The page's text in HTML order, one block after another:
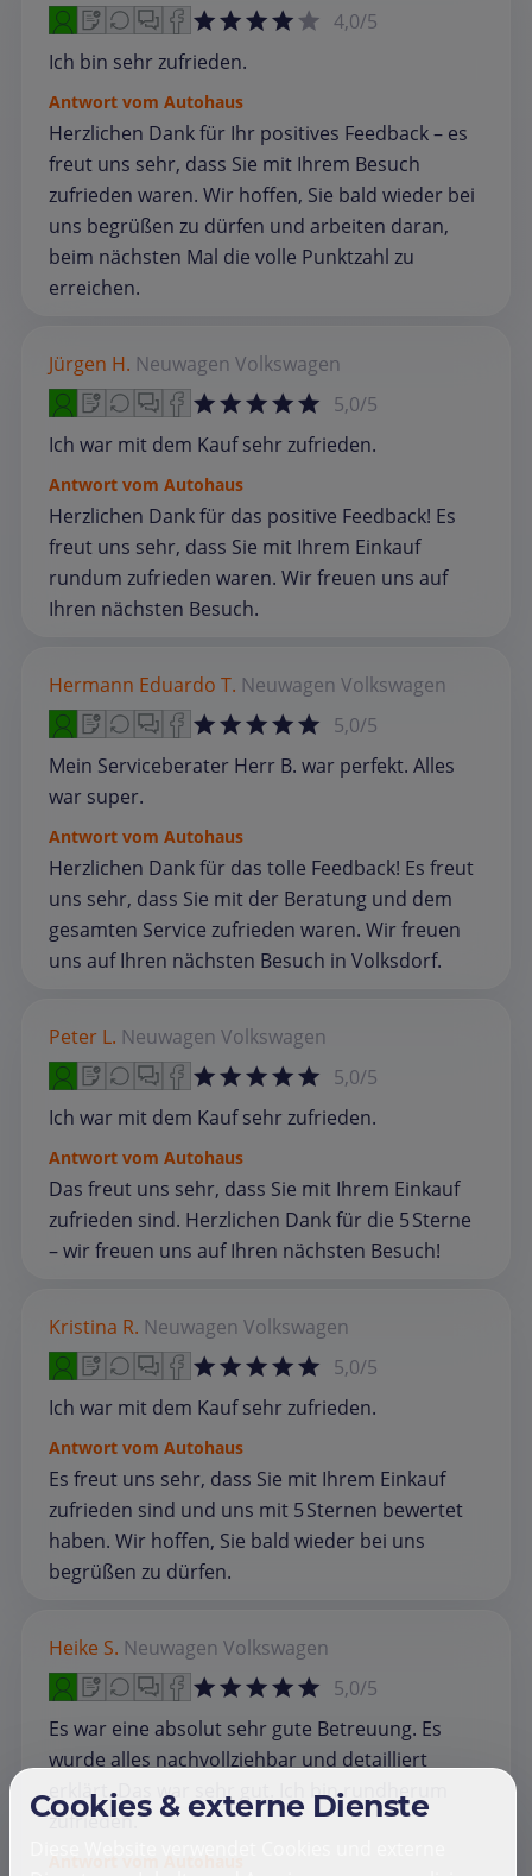
4,0/5
Ich bin sehr zufrieden.
Antwort vom Autohaus
Herzlichen Dank für Ihr positives Feedback – es
freut uns sehr, dass Sie mit Ihrem Besuch
zufrieden waren. Wir hoffen, Sie bald wieder bei
uns begrüßen zu dürfen und arbeiten daran,
beim nächsten Mal die volle Punktzahl zu
erreichen.
Jürgen H. Neuwagen Volkswagen
5,0/5
Ich war mit dem Kauf sehr zufrieden.
Antwort vom Autohaus
Herzlichen Dank für das positive Feedback! Es
freut uns sehr, dass Sie mit Ihrem Einkauf
rundum zufrieden waren. Wir freuen uns auf
Ihren nächsten Besuch.
Hermann Eduardo T. Neuwagen Volkswagen
5,0/5
Mein Serviceberater Herr B. war perfekt. Alles
war super.
Antwort vom Autohaus
Herzlichen Dank für das tolle Feedback! Es freut
uns sehr, dass Sie mit der Beratung und dem
gesamten Service zufrieden waren. Wir freuen
uns auf Ihren nächsten Besuch in Volksdorf.
Peter L. Neuwagen Volkswagen
5,0/5
Ich war mit dem Kauf sehr zufrieden.
Antwort vom Autohaus
Das freut uns sehr, dass Sie mit Ihrem Einkauf
zufrieden sind. Herzlichen Dank für die 5 Sterne
– wir freuen uns auf Ihren nächsten Besuch!
Kristina R. Neuwagen Volkswagen
5,0/5
Ich war mit dem Kauf sehr zufrieden.
Antwort vom Autohaus
Es freut uns sehr, dass Sie mit Ihrem Einkauf
zufrieden sind und uns mit 5 Sternen bewertet
haben. Wir hoffen, Sie bald wieder bei uns
begrüßen zu dürfen.
Heike S. Neuwagen Volkswagen
5,0/5
Es war eine absolut sehr gute Betreuung. Es
wurde alles nachvollziehbar und detailliert
erklärt. Das war sehr gut. Ich bin rundherum
zufrieden.
Antwort vom Autohaus
Cookies & externe Dienste
Diese Website verwendet Cookies und externe